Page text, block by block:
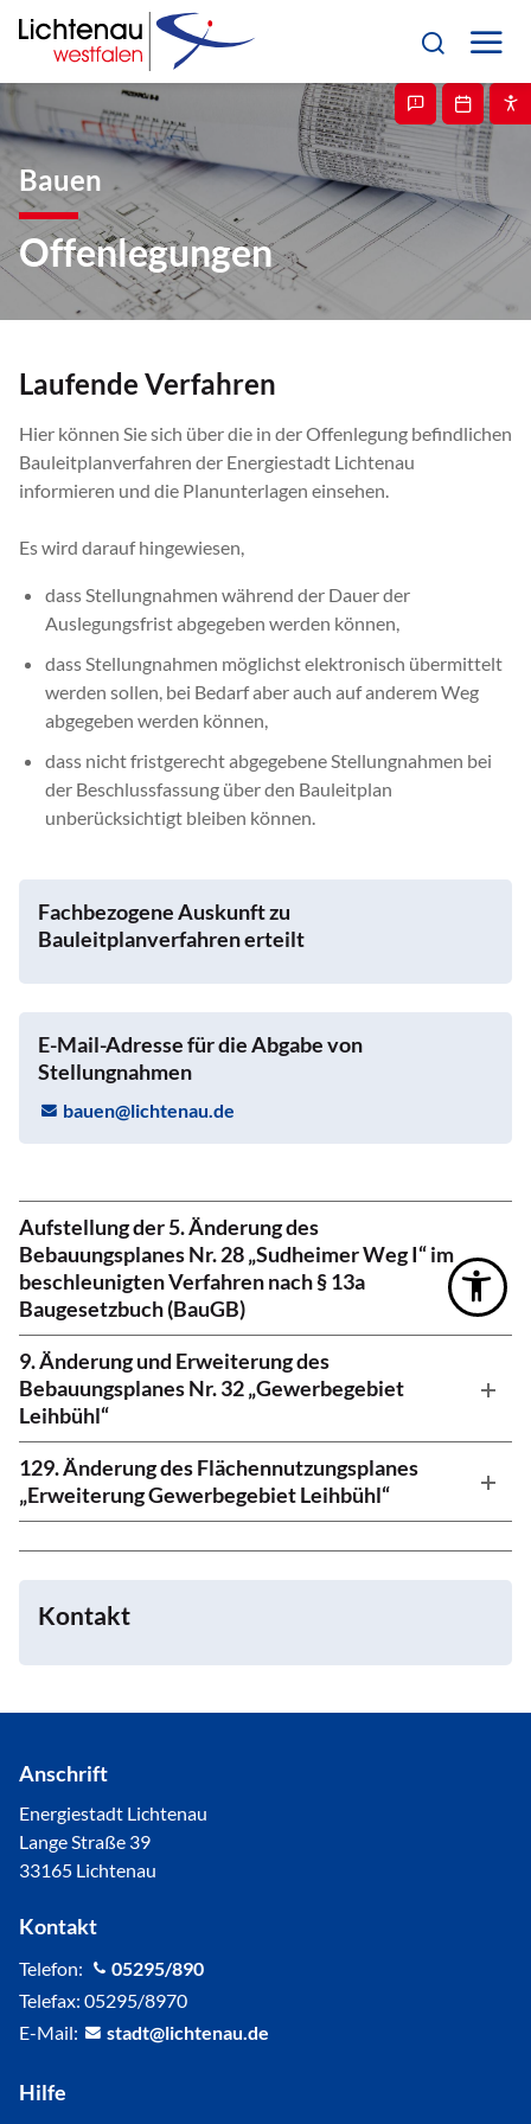
Bauen
Offenlegungen
Laufende Verfahren
Hier können Sie sich über die in der Offenlegung befindlichen
Bauleitplanverfahren der Energiestadt Lichtenau
informieren und die Planunterlagen einsehen.
Es wird darauf hingewiesen,
dass Stellungnahmen während der Dauer der
Auslegungsfrist abgegeben werden können,
dass Stellungnahmen möglichst elektronisch übermittelt
werden sollen, bei Bedarf aber auch auf anderem Weg
abgegeben werden können,
dass nicht fristgerecht abgegebene Stellungnahmen bei
der Beschlussfassung über den Bauleitplan
unberücksichtigt bleiben können.
Fachbezogene Auskunft zu
Bauleitplanverfahren erteilt
E-Mail-Adresse für die Abgabe von
Stellungnahmen
b n l cht n d
Aufstellung der 5. Änderung des
Bebauungsplanes Nr. 28 „Sudheimer Weg I“ im
beschleunigten Verfahren nach § 13a
Baugesetzbuch (BauGB)
9. Änderung und Erweiterung des
Bebauungsplanes Nr. 32 „Gewerbegebiet
Leihbühl“
129. Änderung des Flächennutzungsplanes
„Erweiterung Gewerbegebiet Leihbühl“
Kontakt
Anschrift
Energiestadt Lichtenau
Lange Straße 39
33165 Lichtenau
Kontakt
Telefon:
05295/890
Telefax: 05295/8970
E-Mail:
st dt l cht n d
Hilfe